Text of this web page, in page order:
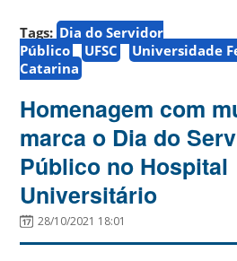
Tags: Dia do Servidor
Público
UFSC
Universidade
Catarina
Homenagem com
marca o Dia do
Público no Hospital
Universitário
28/10/2021 18:01